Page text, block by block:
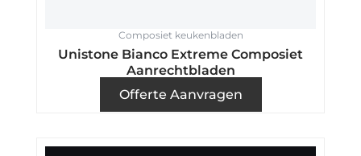
Composiet keukenbladen
Unistone Bianco Extreme Composiet
Aanrechtbladen
Offerte Aanvragen